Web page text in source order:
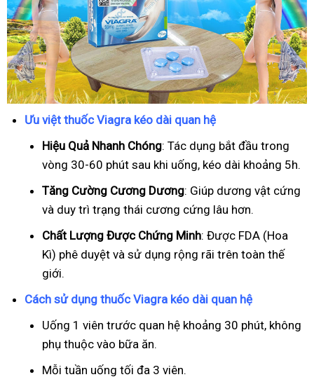
Ưu việt thuốc Viagra kéo dài quan hệ
Hiệu Quả Nhanh Chóng: Tác dụng bắt đầu trong
vòng 30-60 phút sau khi uống, kéo dài khoảng 5h.
Tăng Cường Cương Dương: Giúp dương vật cứng
và duy trì trạng thái cương cứng lâu hơn.
Chất Lượng Được Chứng Minh: Được FDA (Hoa
Kì) phê duyệt và sử dụng rộng rãi trên toàn thế
giới.
Cách sử dụng thuốc Viagra kéo dài quan hệ
Uống 1 viên trước quan hệ khoảng 30 phút, không
phụ thuộc vào bữa ăn.
Mỗi tuần uống tối đa 3 viên.